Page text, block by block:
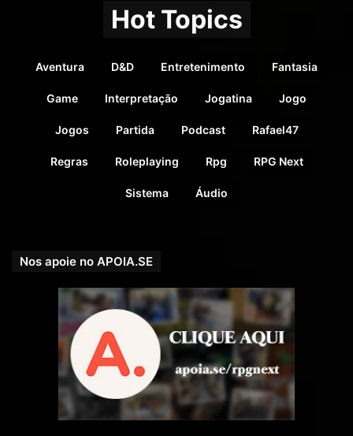
Hot Topics
Aventura D&D Entretenimento Fantasia
Game Interpretação Jogatina Jogo
Jogos Partida Podcast Rafael47
Regras Roleplaying Rpg RPG Next
Sistema Áudio
Nos apoie no APOIA.SE